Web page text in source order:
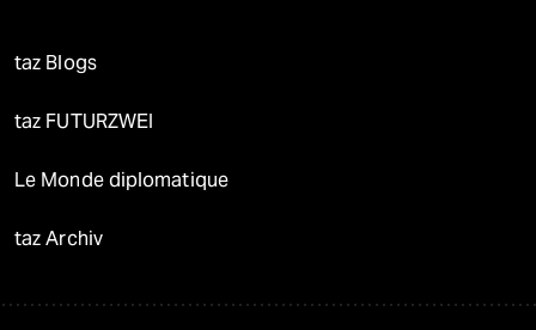
taz Blogs
taz FUTURZWEI
Le Monde diplomatique
taz Archiv